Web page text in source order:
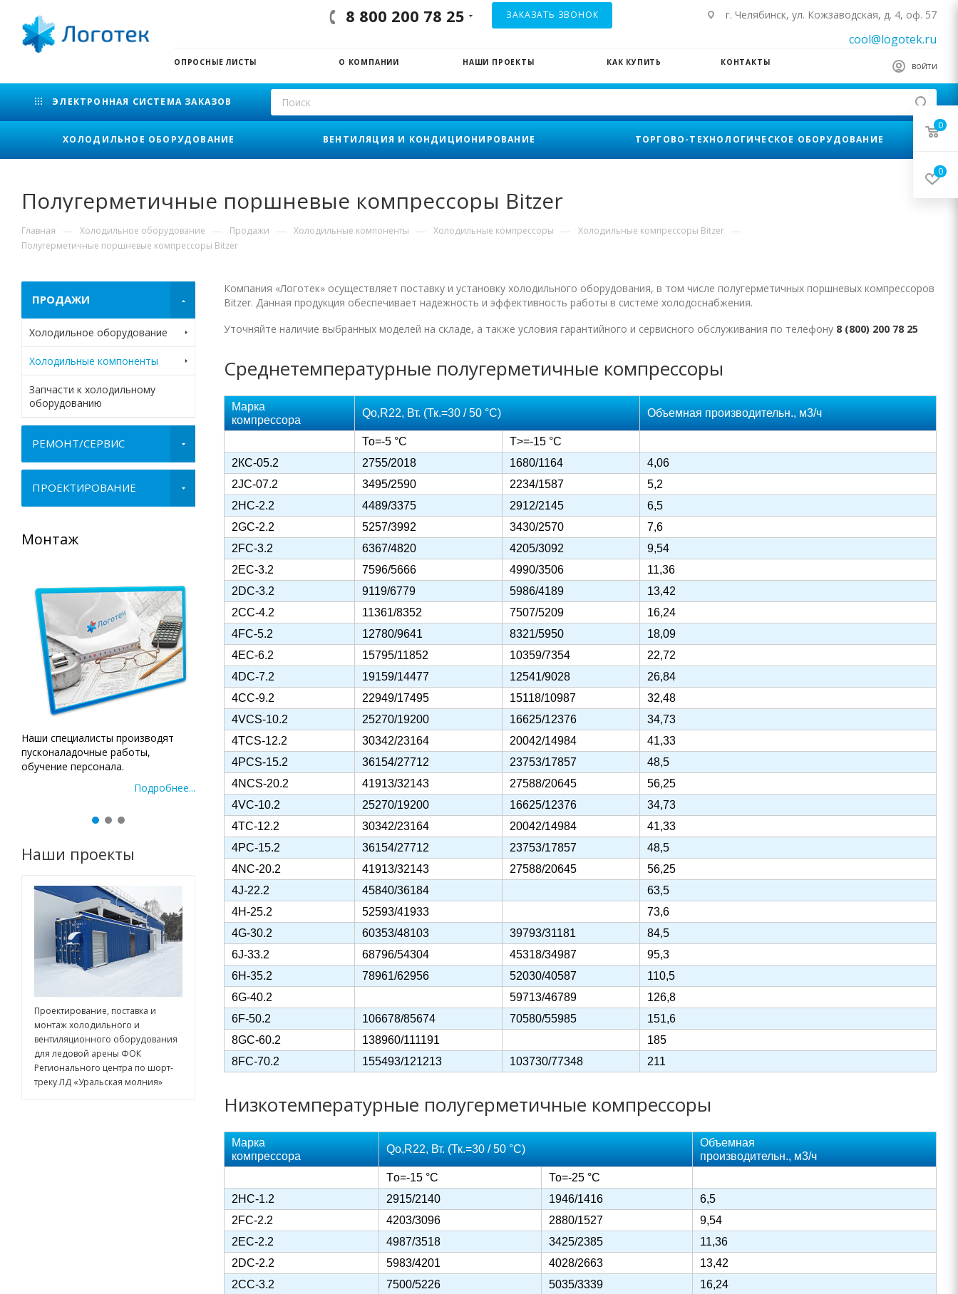
8 800 200 78 25 ЗАКАЗАТЬ ЗВОНОК г. Челябинск, ул. Кожзаводская, д. 4, оф. 57
cool@logotek.ru
ВОЙТИ
ОПРОСНЫЕ ЛИСТЫ О КОМПАНИИ НАШИ ПРОЕКТЫ КАК КУПИТЬ КОНТАКТЫ
ЭЛЕКТРОННАЯ СИСТЕМА ЗАКАЗОВ
ХОЛОДИЛЬНОЕ ОБОРУДОВАНИЕ ВЕНТИЛЯЦИЯ И КОНДИЦИОНИРОВАНИЕ ТОРГОВО-ТЕХНОЛОГИЧЕСКОЕ ОБОРУДОВАНИЕ
Полугерметичные поршневые компрессоры Bitzer
Главная — Холодильное оборудование — Продажи — Холодильные компоненты — Холодильные компрессоры — Холодильные компрессоры Bitzer —
Полугерметичные поршневые компрессоры Bitzer
Компания «Логотек» осуществляет поставку и установку холодильного оборудования, в том числе полугерметичных поршневых компрессоров
Bitzer. Данная продукция обеспечивает надежность и эффективность работы в системе холодоснабжения.
Уточняйте наличие выбранных моделей на складе, а также условия гарантийного и сервисного обслуживания по телефону 8 (800) 200 78 25
Среднетемпературные полугерметичные компрессоры
Марка
компрессора
Qo,R22, Вт. (Тк.=30 / 50 °C) Объемная производительн., м3/ч
То=-5 °C
Т>=-15 °C
2КС-05.2
2755/2018 1680/1164
4,06
2JC-07.2
3495/2590 2234/1587
5,2
2HC-2.2
4489/3375 2912/2145
6,5
2GC-2.2
5257/3992 3430/2570
7,6
2FC-3.2
6367/4820 4205/3092
9,54
2EC-3.2
7596/5666 4990/3506
11,36
2DC-3.2
9119/6779 5986/4189
13,42
2CC-4.2
11361/8352 7507/5209
16,24
4FC-5.2
12780/9641 8321/5950
18,09
4EC-6.2
15795/11852 10359/7354
22,72
4DC-7.2
19159/14477 12541/9028
26,84
4CC-9.2
22949/17495 15118/10987
32,48
4VCS-10.2
25270/19200 16625/12376
34,73
4TCS-12.2
30342/23164 20042/14984
41,33
4PCS-15.2
36154/27712 23753/17857
48,5
4NCS-20.2
41913/32143 27588/20645
56,25
4VC-10.2
25270/19200 16625/12376
34,73
4TC-12.2
30342/23164 20042/14984
41,33
4PC-15.2
36154/27712 23753/17857
48,5
4NC-20.2
41913/32143 27588/20645
56,25
4J-22.2
45840/36184
63,5
4H-25.2
52593/41933
73,6
4G-30.2
60353/48103 39793/31181
84,5
6J-33.2
68796/54304 45318/34987
95,3
6H-35.2
78961/62956 52030/40587
110,5
6G-40.2
59713/46789
126,8
6F-50.2
106678/85674 70580/55985
151,6
8GC-60.2
138960/111191
185
8FC-70.2
155493/121213 103730/77348 211
Низкотемпературные полугерметичные компрессоры
Марка
компрессора
Qo,R22, Вт. (Тк.=30 / 50 °C)
Объемная
производительн., м3/ч
Тo=-15 °C
То=-25 °C
2HC-1.2
2915/2140 1946/1416
6,5
2FC-2.2
4203/3096 2880/1527
9,54
2EC-2.2
4987/3518 3425/2385
11,36
2DC-2.2
5983/4201 4028/2663
13,42
2CC-3.2
7500/5226 5035/3339
16,24
ПРОДАЖИ
Холодильное оборудование
Холодильные компоненты
Запчасти к холодильному
оборудованию
РЕМОНТ/СЕРВИС
ПРОЕКТИРОВАНИЕ
Ремонт
Подробнее...
Запасные части
Подробнее...
Наши проекты
Проектирование, поставка и
монтаж холодильного и
вентиляционного оборудования
для ледовой арены ФОК
Регионального центра по шорт-
треку ЛД «Уральская молния»
0
0